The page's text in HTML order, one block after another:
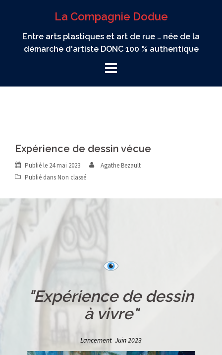
La Compagnie Dodue
Entre arts plastiques et art de rue … née de la
démarche d'artiste DONC 100 % authentique
Expérience de dessin vécue
Publié le 24 mai 2023
Agathe Bezault
Publié dans Non classé
"Expérience de dessin
à vivre"
Lancement Juin 2023